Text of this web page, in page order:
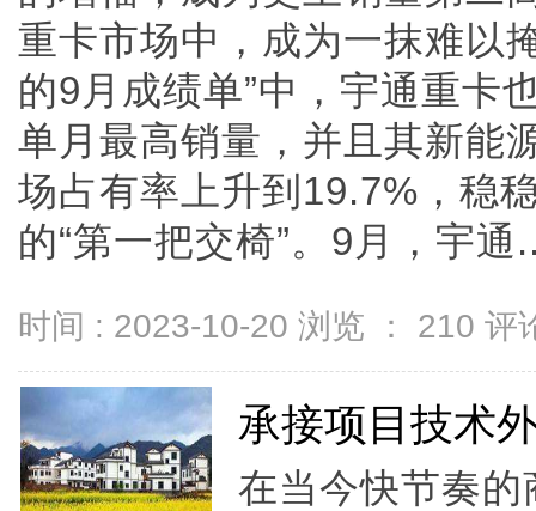
重卡市场中，成为一抹难以
的9月成绩单”中，宇通重卡
单月最高销量，并且其新能
场占有率上升到19.7%，稳
的“第一把交椅”。9月，宇通
时间 : 2023-10-20 浏览 ： 210 评
承接项目技术
在当今快节奏